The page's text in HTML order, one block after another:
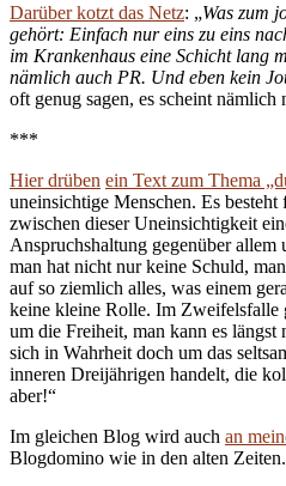
Darüber kotzt das Netz: „Was zum
gehört: Einfach nur eins zu eins
im Krankenhaus eine Schicht lang
nämlich auch PR. Und eben kein
oft genug sagen, es scheint nämlich
***
Hier drüben ein Text zum Thema
uneinsichtige Menschen. Es
zwischen dieser Uneinsichtigkeit
Anspruchshaltung gegenüber allem
man hat nicht nur keine Schuld,
auf so ziemlich alles, was einem
keine kleine Rolle. Im Zweifelsfalle
um die Freiheit, man kann es längst
sich in Wahrheit doch um das
inneren Dreijährigen handelt, die
aber!“
Im gleichen Blog wird auch an
Blogdomino wie in den alten Zeiten.